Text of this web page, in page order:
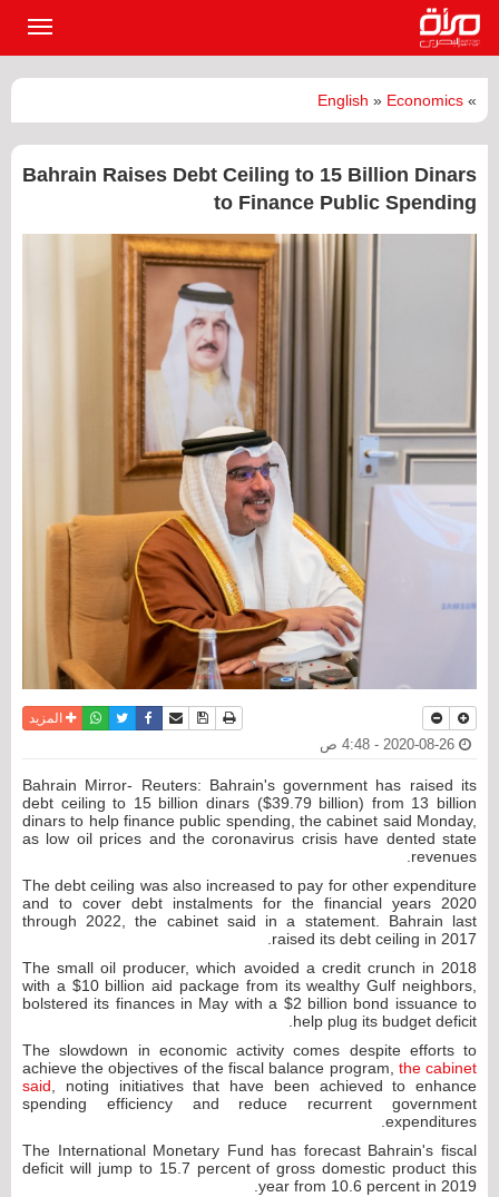
»
English » Economics
Bahrain Raises Debt Ceiling to 15 Billion Dinars
to Finance Public Spending
نسخة للطباعة
حفظ الموضوع
أرسل الى صديق
فيسبوكتويترواتسابالمزيد
Bahrain Mirror- Reuters: Bahrain's government has raised its
debt ceiling to 15 billion dinars ($39.79 billion) from 13 billion
dinars to help finance public spending, the cabinet said Monday,
as low oil prices and the coronavirus crisis have dented state
revenues.
The debt ceiling was also increased to pay for other expenditure
and to cover debt instalments for the financial years 2020
through 2022, the cabinet said in a statement. Bahrain last
raised its debt ceiling in 2017.
The small oil producer, which avoided a credit crunch in 2018
with a $10 billion aid package from its wealthy Gulf neighbors,
bolstered its finances in May with a $2 billion bond issuance to
help plug its budget deficit.
The slowdown in economic activity comes despite efforts to
achieve the objectives of the fiscal balance program, the cabinet
said, noting initiatives that have been achieved to enhance
spending efficiency and reduce recurrent government
expenditures.
The International Monetary Fund has forecast Bahrain's fiscal
deficit will jump to 15.7 percent of gross domestic product this
year from 10.6 percent in 2019.